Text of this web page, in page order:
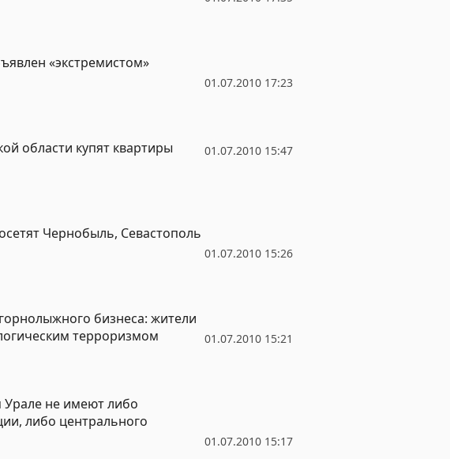
01.07.2010 17:23
«экстремистом»
01.07.2010 15:47
области купят квартиры
01.07.2010 15:26
Чернобыль, Севастополь
01.07.2010 15:21
бизнеса: жители
терроризмом
01.07.2010 15:17
Урале не имеют либо
либо центрального